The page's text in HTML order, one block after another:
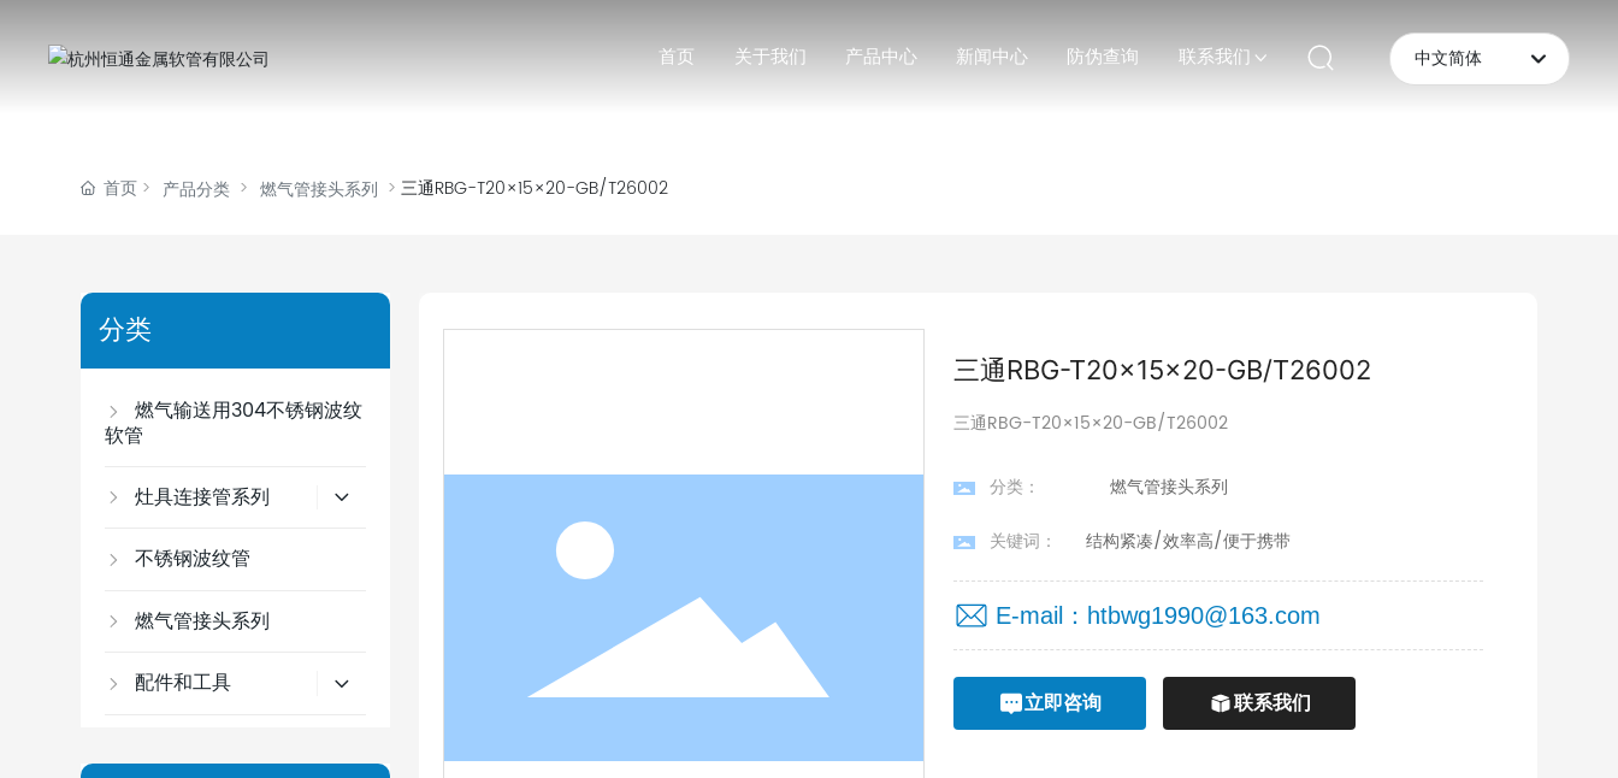
首页 关于我们 产品中心 新闻中心 防伪查询 联系我们 中文简体
首页 产品分类 燃气管接头系列 三通RBG-T20×15×20-GB/T26002
分类
燃气输送用304不锈钢波纹
软管
灶具连接管系列
不锈钢波纹管
燃气管接头系列
配件和工具
三通RBG-T20×15×20-GB/T26002
三通RBG-T20×15×20-GB/T26002
分类：
燃气管接头系列
关键词：
结构紧凑/效率高/便于携带
E-mail：htbwg1990@163.com
立即咨询 联系我们